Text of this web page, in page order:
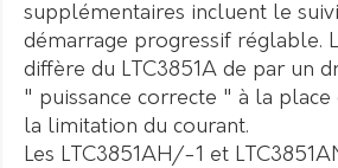
supplémentaires incluent le
démarrage progressif réglable.
diffère du LTC3851A de par un
" puissance correcte " à la place
la limitation du courant.
Les LTC3851AH/-1 et